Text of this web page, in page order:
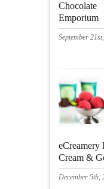
Chocolate
Emporium
September
eCreamery
Cream &
December 5th,